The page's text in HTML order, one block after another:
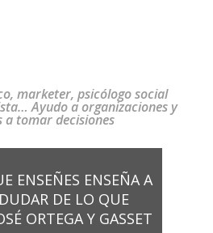
marketer, psicólogo social
Ayudo a organizaciones y
a tomar decisiones
ENSEÑES ENSEÑA A
DE LO QUE
ORTEGA Y GASSET